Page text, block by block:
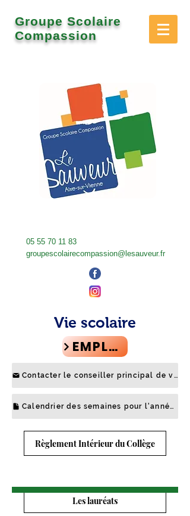
Groupe Scolaire
Compassion
05 55 70 11 83
groupescolairecompassion@lesauveur.fr
Vie scolaire
EMPLOI DU TEMPS
Contacter le conseiller principal de vie scolaire
Calendrier des semaines pour l'année en cours
Règlement Intérieur du Collège
Les lauréats